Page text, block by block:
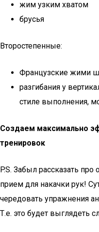
жим узким хватом
брусья
Второстепенные:
Французские жими
разгибания у
стиле выполнения,
Создаем максимально
тренировок
P.S. Забыл рассказать
прием для накачки рук!
чередовать упражнения
Т.е. это будет выглядеть